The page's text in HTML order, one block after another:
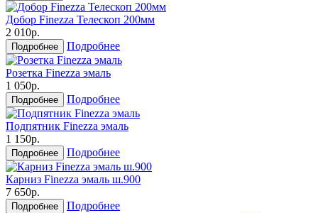
Добор Finezza Телескоп 200мм
2 010р.
Подробнее Подробнее
Розетка Finezza эмаль
1 050р.
Подробнее Подробнее
Подпятник Finezza эмаль
1 150р.
Подробнее Подробнее
Карниз Finezza эмаль ш.900
7 650р.
Подробнее Подробнее